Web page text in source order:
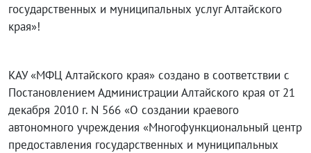
государственных и муниципальных услуг Алтайского
края»!
КАУ «МФЦ Алтайского края» создано в соответствии с
Постановлением Администрации Алтайского края от 21
декабря 2010 г. N 566 «О создании краевого
автономного учреждения «Многофункциональный центр
предоставления государственных и муниципальных